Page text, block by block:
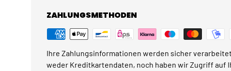
ZAHLUNGSMETHODEN
Ihre Zahlungsinformationen werden sicher
weder Kreditkartendaten, noch haben wir Zugriff auf